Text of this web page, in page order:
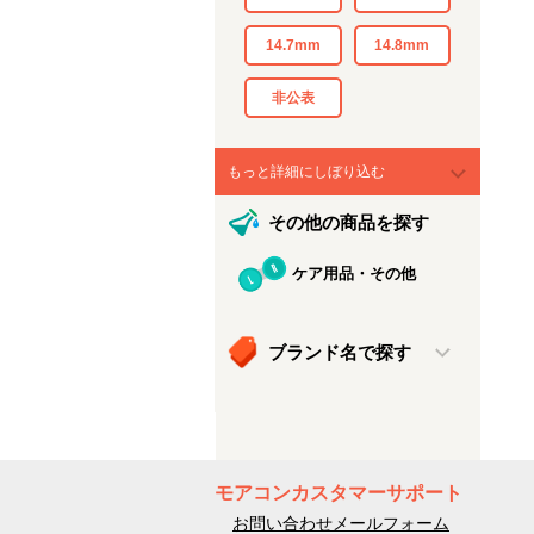
14.7mm 14.8mm
非公表
もっと詳細にしぼり込む
その他の商品を探す
ケア用品・その他
ブランド名で探す
モアコンカスタマーサポート
お問い合わせメールフォーム